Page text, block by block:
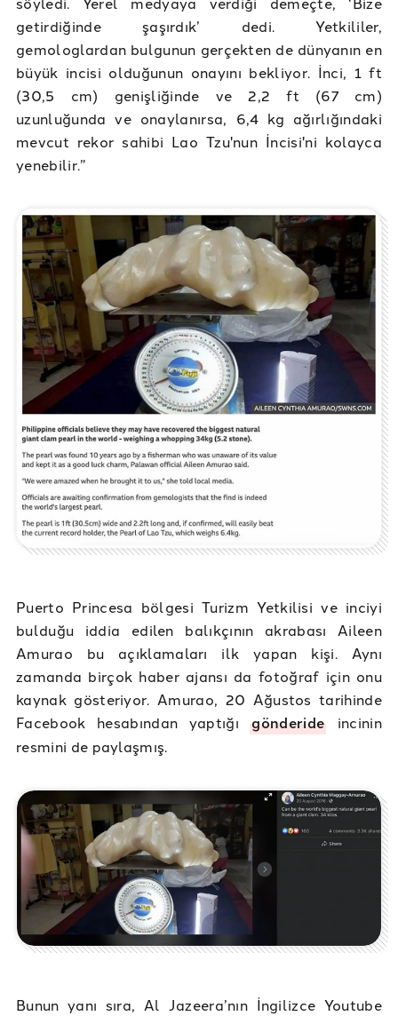
getirdiğinde şaşırdık’ dedi. Yetkililer,
gemologlardan bulgunun gerçekten de dünyanın en
büyük incisi olduğunun onayını bekliyor. İnci, 1 ft
(30,5 cm) genişliğinde ve 2,2 ft (67 cm)
uzunluğunda ve onaylanırsa, 6,4 kg ağırlığındaki
mevcut rekor sahibi Lao Tzu'nun İncisi'ni kolayca
yenebilir.”
Puerto Princesa bölgesi Turizm Yetkilisi ve inciyi
bulduğu iddia edilen balıkçının akrabası Aileen
Amurao bu açıklamaları ilk yapan kişi. Aynı
zamanda birçok haber ajansı da fotoğraf için onu
kaynak gösteriyor. Amurao, 20 Ağustos tarihinde
Facebook hesabından yaptığıgönderide incinin
resmini de paylaşmış.
Bunun yanı sıra, Al Jazeera’nın İngilizce Youtube